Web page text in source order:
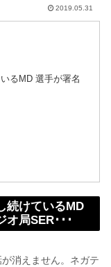
2019.05.31
るMD 選手が署名
続けているMD
オ局SER･･･
が消えません。ネガテ